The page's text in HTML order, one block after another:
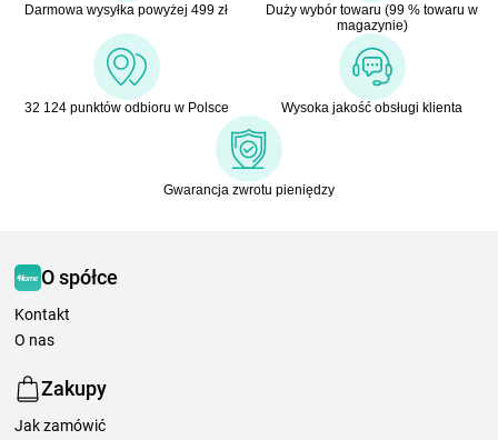
Darmowa wysyłka powyżej 499 zł
Duży wybór towaru (99 % towaru w
magazynie)
32 124 punktów odbioru w Polsce Wysoka jakość obsługi klienta
Gwarancja zwrotu pieniędzy
O spółce
Kontakt
O nas
Zakupy
Jak zamówić